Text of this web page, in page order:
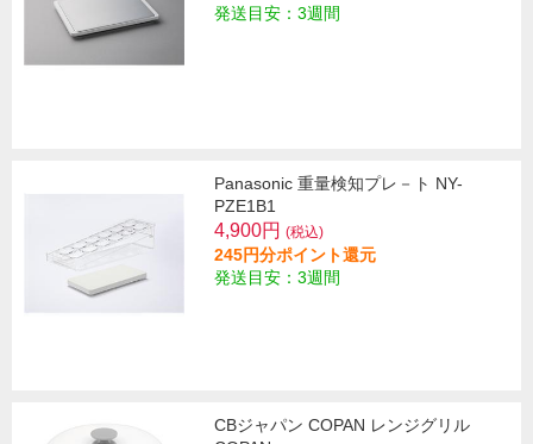
発送目安：3週間
Panasonic 重量検知プレ－ト NY-
PZE1B1
4,900円 (税込)
245円分ポイント還元
発送目安：3週間
CBジャパン COPAN レンジグリル